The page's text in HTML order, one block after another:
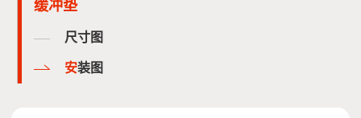
缓冲垫
尺寸图
安装图